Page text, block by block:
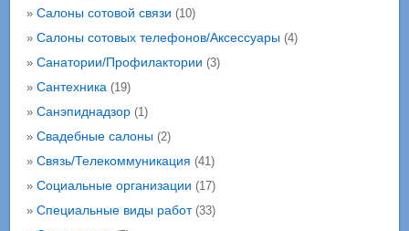
» Салоны сотовой связи (10)
» Салоны сотовых телефонов/Аксессуары(4)
» Санатории/Профилактории (3)
» Сантехника(19)
» Санэпиднадзор(1)
» Свадебные салоны(2)
» Связь/Телекоммуникация (41)
» Социальные организации (17)
» Специальные виды работ(33)